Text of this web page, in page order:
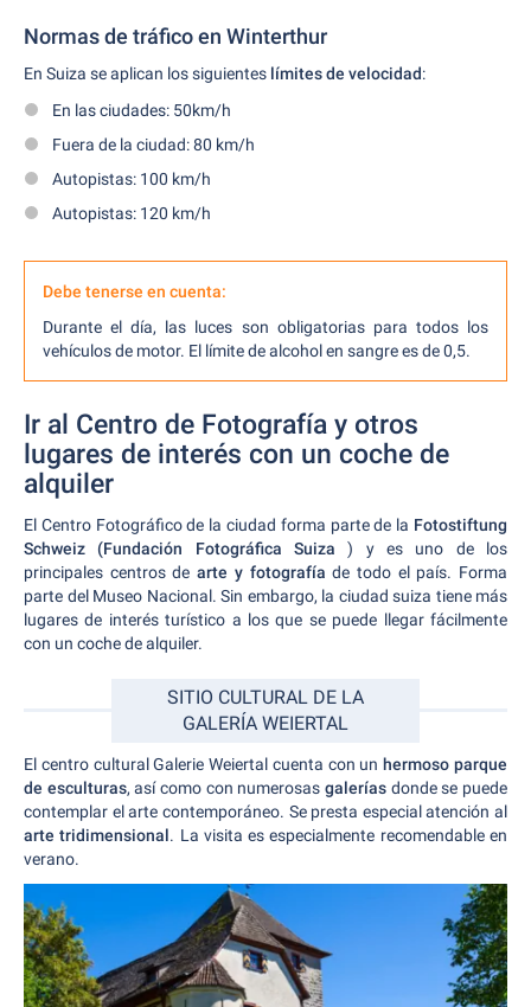
Normas de tráfico en Winterthur
En Suiza se aplican los siguientes límites de velocidad:
En las ciudades: 50km/h
Fuera de la ciudad: 80 km/h
Autopistas: 100 km/h
Autopistas: 120 km/h
Debe tenerse en cuenta:
Durante el día, las luces son obligatorias para todos los
vehículos de motor. El límite de alcohol en sangre es de 0,5.
Ir al Centro de Fotografía y otros
lugares de interés con un coche de
alquiler
El Centro Fotográfico de la ciudad forma parte de la Fotostiftung
Schweiz (Fundación Fotográfica Suiza ) y es uno de los
principales centros dearte y fotografía de todo el país. Forma
parte del Museo Nacional. Sin embargo, la ciudad suiza tiene más
lugares de interés turístico a los que se puede llegar fácilmente
con un coche de alquiler.
SITIO CULTURAL DE LA
GALERÍA WEIERTAL
El centro cultural Galerie Weiertal cuenta con un hermoso parque
de esculturas, así como con numerosasgalerías donde se puede
contemplar el arte contemporáneo. Se presta especial atención al
arte tridimensional. La visita es especialmente recomendable en
verano.